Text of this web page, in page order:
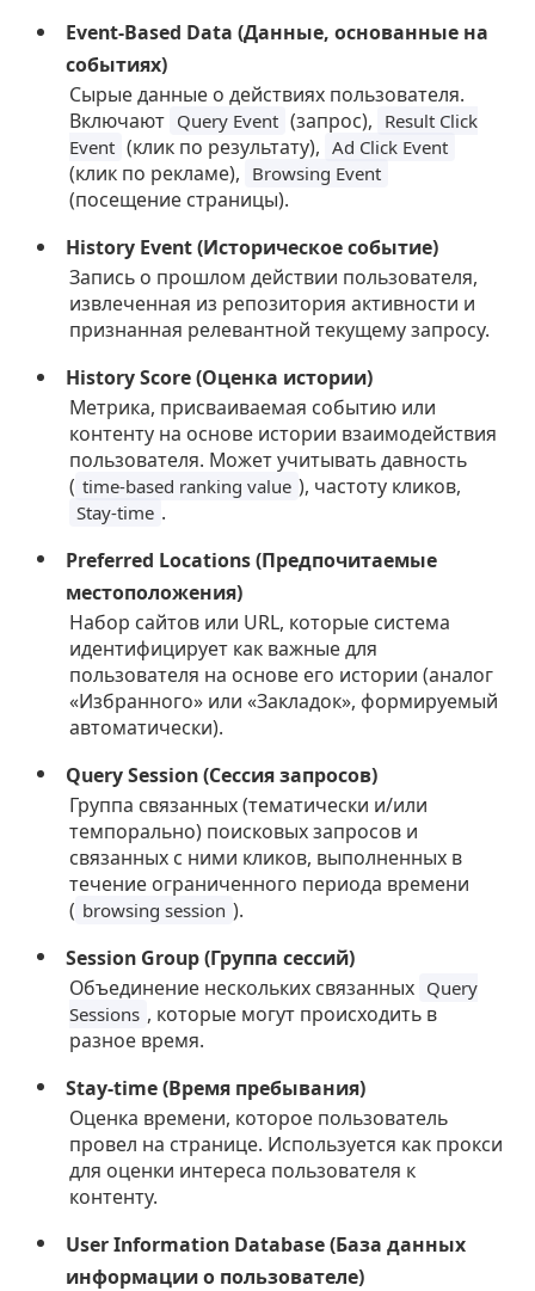
Event-Based Data (Данные, основанные на
событиях)
Сырые данные о действиях пользователя.
Включают Query Event (запрос), Result Click
Event (клик по результату), Ad Click Event
(клик по рекламе), Browsing Event
(посещение страницы).
History Event (Историческое событие)
Запись о прошлом действии пользователя,
извлеченная из репозитория активности и
признанная релевантной текущему запросу.
History Score (Оценка истории)
Метрика, присваиваемая событию или
контенту на основе истории взаимодействия
пользователя. Может учитывать давность
( time-based ranking value ), частоту кликов,
Stay-time .
Preferred Locations (Предпочитаемые
местоположения)
Набор сайтов или URL, которые система
идентифицирует как важные для
пользователя на основе его истории (аналог
«Избранного» или «Закладок», формируемый
автоматически).
Query Session (Сессия запросов)
Группа связанных (тематически и/или
темпорально) поисковых запросов и
связанных с ними кликов, выполненных в
течение ограниченного периода времени
( browsing session ).
Session Group (Группа сессий)
Объединение нескольких связанных Query
Sessions , которые могут происходить в
разное время.
Stay-time (Время пребывания)
Оценка времени, которое пользователь
провел на странице. Используется как прокси
для оценки интереса пользователя к
контенту.
User Information Database (База данных
информации о пользователе)